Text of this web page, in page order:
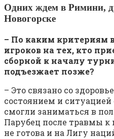
Одних ждем в Римини,
Новогорске
– По каким критериям
игроков на тех, кто
сборной к началу
подъезжает позже?
– Это связано со
состоянием и
смогли заниматься в
Парубец после травмы
не готова и на Лигу